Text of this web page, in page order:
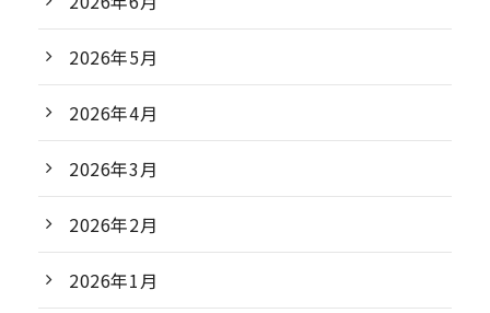
2026年5月
2026年4月
2026年3月
2026年2月
2026年1月